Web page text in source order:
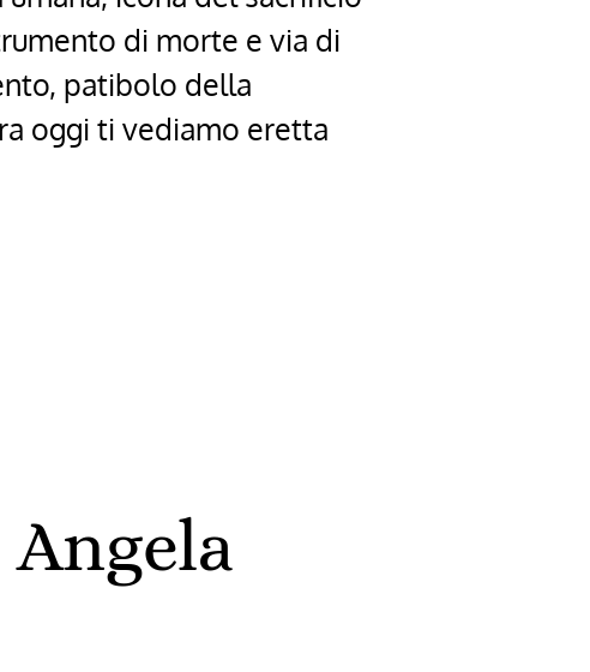
di morte e via di
patibolo della
oggi ti vediamo eretta